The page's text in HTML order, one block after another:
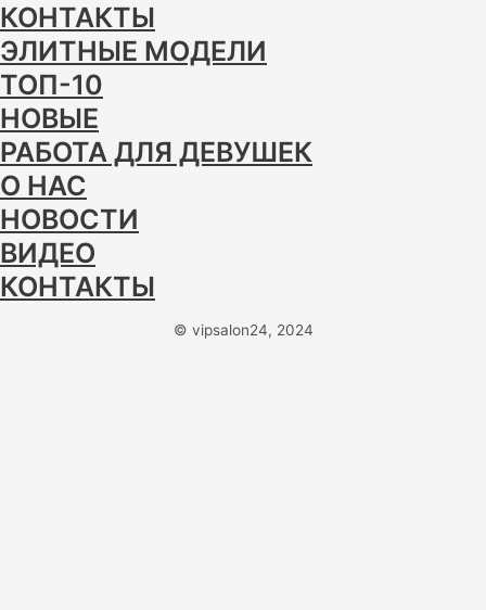
КОНТАКТЫ
ЭЛИТНЫЕ МОДЕЛИ
ТОП-10
НОВЫЕ
РАБОТА ДЛЯ ДЕВУШЕК
О НАС
НОВОСТИ
ВИДЕО
КОНТАКТЫ
© vipsalon24, 2024